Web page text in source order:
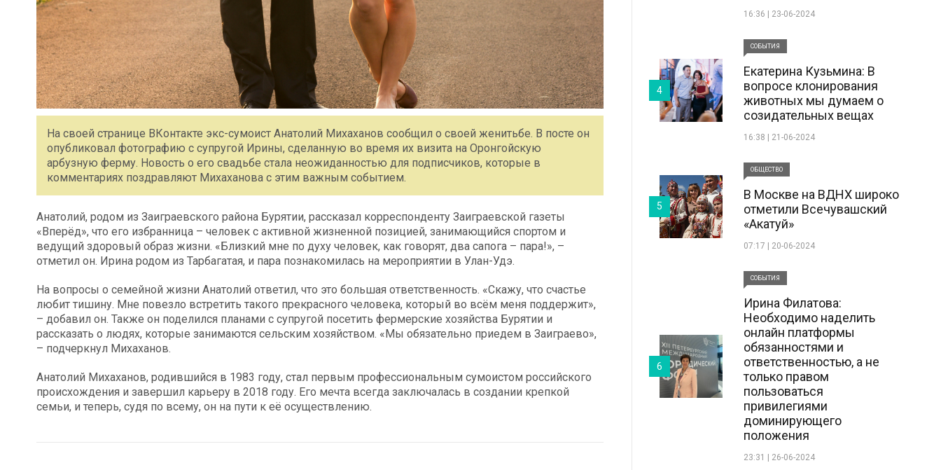
На своей странице ВКонтакте экс-сумоист Анатолий Михаханов сообщил о своей женитьбе. В посте он
опубликовал фотографию с супругой Ирины, сделанную во время их визита на Оронгойскую
арбузную ферму. Новость о его свадьбе стала неожиданностью для подписчиков, которые в
комментариях поздравляют Михаханова с этим важным событием.
Анатолий, родом из Заиграевского района Бурятии, рассказал корреспонденту Заиграевской газеты
«Вперёд», что его избранница – человек с активной жизненной позицией, занимающийся спортом и
ведущий здоровый образ жизни. «Близкий мне по духу человек, как говорят, два сапога – пара!», –
отметил он. Ирина родом из Тарбагатая, и пара познакомилась на мероприятии в Улан-Удэ.
На вопросы о семейной жизни Анатолий ответил, что это большая ответственность. «Скажу, что счастье
любит тишину. Мне повезло встретить такого прекрасного человека, который во всём меня поддержит»,
– добавил он. Также он поделился планами с супругой посетить фермерские хозяйства Бурятии и
рассказать о людях, которые занимаются сельским хозяйством. «Мы обязательно приедем в Заиграево»,
– подчеркнул Михаханов.
Анатолий Михаханов, родившийся в 1983 году, стал первым профессиональным сумоистом российского
происхождения и завершил карьеру в 2018 году. Его мечта всегда заключалась в создании крепкой
семьи, и теперь, судя по всему, он на пути к её осуществлению.
16:36 | 23-06-2024
СОБЫТИЯ
Екатерина Кузьмина: В
вопросе клонирования
животных мы думаем о
созидательных вещах
16:38 | 21-06-2024
4
ОБЩЕСТВО
В Москве на ВДНХ широко
отметили Всечувашский
«Акатуй»
07:17 | 20-06-2024
5
СОБЫТИЯ
Ирина Филатова:
Необходимо наделить
онлайн платформы
обязанностями и
ответственностью, а не
только правом
пользоваться
привилегиями
доминирующего
положения
23:31 | 26-06-2024
6